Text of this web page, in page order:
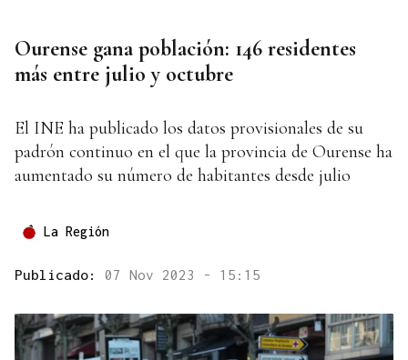
Ourense gana población: 146 residentes
más entre julio y octubre
El INE ha publicado los datos provisionales de su
padrón continuo en el que la provincia de Ourense ha
aumentado su número de habitantes desde julio
La Región
Publicado: 07 Nov 2023 - 15:15